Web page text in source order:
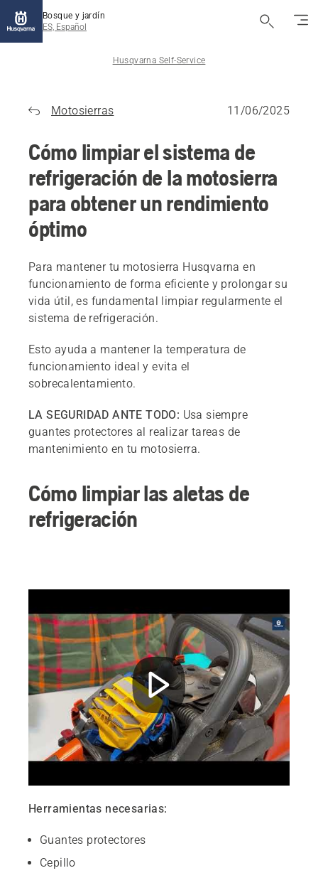
Bosque y jardín
ES, Español
Husqvarna Self-Service
Motosierras 11/06/2025
Cómo limpiar el sistema de
refrigeración de la motosierra
para obtener un rendimiento
óptimo
Para mantener tu motosierra Husqvarna en
funcionamiento de forma eficiente y prolongar su
vida útil, es fundamental limpiar regularmente el
sistema de refrigeración.
Esto ayuda a mantener la temperatura de
funcionamiento ideal y evita el
sobrecalentamiento.
LA SEGURIDAD ANTE TODO: Usa siempre
guantes protectores al realizar tareas de
mantenimiento en tu motosierra.
Cómo limpiar las aletas de
refrigeración
Herramientas necesarias:
Guantes protectores
Cepillo